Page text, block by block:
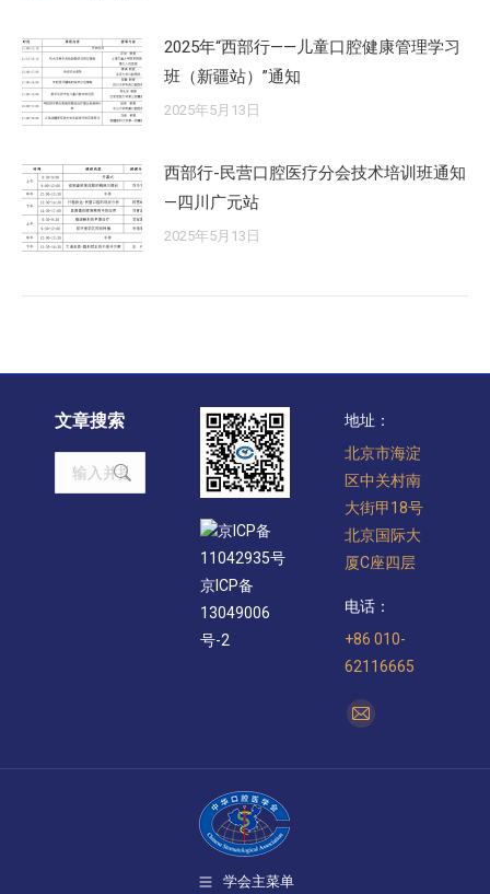
2025年“西部行——儿童口腔健康管理学习
班（新疆站）”通知
2025年5月13日
西部行-民营口腔医疗分会技术培训班通知
—四川广元站
2025年5月13日
文章搜索
Search:
京ICP备
11042935号
京ICP备
13049006
号-2
地址：
北京市海淀
区中关村南
大街甲18号
北京国际大
厦C座四层
电话：
+86 010-
62116665
找到我们：
Mail
学会主菜单